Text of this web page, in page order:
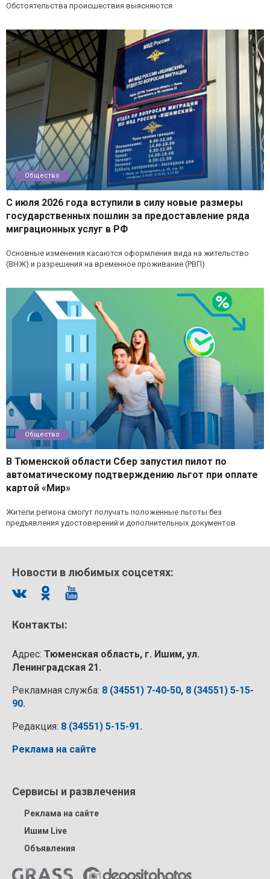
Обстоятельства происшествия выясняются
Общество
С июля 2026 года вступили в силу новые размеры
государственных пошлин за предоставление ряда
миграционных услуг в РФ
Основные изменения касаются оформления вида на жительство
(ВНЖ) и разрешения на временное проживание (РВП)
Общество
В Тюменской области Сбер запустил пилот по
автоматическому подтверждению льгот при оплате
картой «Мир»
Жители региона смогут получать положенные льготы без
предъявления удостоверений и дополнительных документов
Новости в любимых соцсетях:
Контакты:
Адрес: Тюменская область, г. Ишим, ул.
Ленинградская 21.
Рекламная служба: 8 (34551) 7-40-50, 8 (34551) 5-15-
90.
Редакция: 8 (34551) 5-15-91.
Реклама на сайте
Сервисы и развлечения
Реклама на сайте
Ишим Live
Объявления